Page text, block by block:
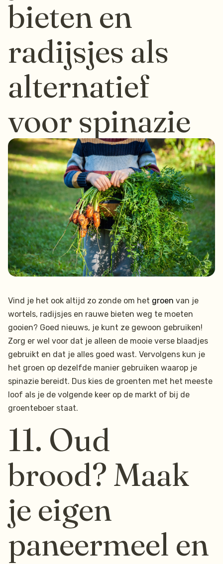
bieten en
radijsjes als
alternatief
voor spinazie
Vind je het ook altijd zo zonde om het groen van je
wortels, radijsjes en rauwe bieten weg te moeten
gooien? Goed nieuws, je kunt ze gewoon gebruiken!
Zorg er wel voor dat je alleen de mooie verse blaadjes
gebruikt en dat je alles goed wast. Vervolgens kun je
het groen op dezelfde manier gebruiken waarop je
spinazie bereidt. Dus kies de groenten met het meeste
loof als je de volgende keer op de markt of bij de
groenteboer staat.
11. Oud
brood? Maak
je eigen
paneermeel en